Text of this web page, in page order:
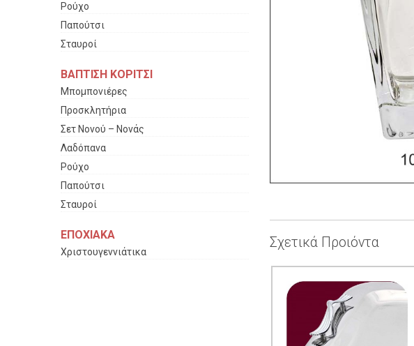
Ρούχο
Παπούτσι
Σταυροί
ΒΑΠΤΙΣΗ ΚΟΡΙΤΣΙ
Μπομπονιέρες
Προσκλητήρια
Σετ Νονού – Νονάς
Λαδόπανα
Ρούχο
Παπούτσι
Σταυροί
ΕΠΟΧΙΑΚΑ
Χριστουγεννιάτικα
Σχετικά Προιόντα